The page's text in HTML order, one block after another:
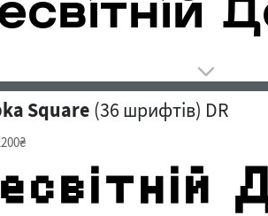
Square (36 шрифтів) DR